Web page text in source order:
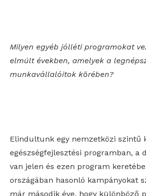
Milyen egyéb jólléti programokat
elmúlt években, amelyek a
munkavállalóitok körében?
Elindultunk egy nemzetközi szintű
egészségfejlesztési programban, a
van jelen és ezen program
országában hasonló kampányokat
már második éve, hogy különböző